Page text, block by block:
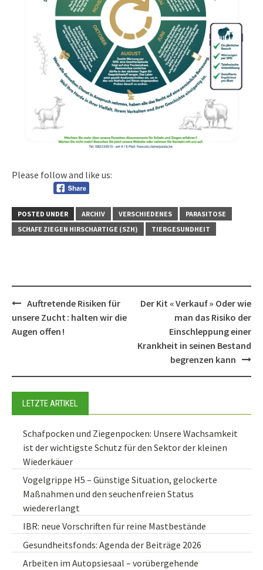
Please follow and like us:
POSTED UNDER ARCHIV VERSCHIEDENES
PARASITOSE
SCHAFE ZIEGEN HIRSCHARTIGE (SZH)
TIERGESUNDHEIT
Post
navigation
Auftretende Risiken für
unsere Zucht : halten wir die
Augen offen !
Der Kit « Verkauf » Oder wie
man das Risiko der
Einschleppung einer
Krankheit in seinen Bestand
begrenzen kann
LETZTE ARTIKEL
Schafpocken und Ziegenpocken: Unsere Wachsamkeit
ist der wichtigste Schutz für den Sektor der kleinen
Wiederkäuer
Vogelgrippe H5 – Günstige Situation, gelockerte
Maßnahmen und den seuchenfreien Status
wiedererlangt
IBR: neue Vorschriften für reine Mastbestände
Gesundheitsfonds: Agenda der Beiträge 2026
Arbeiten im Autopsiesaal – vorübergehende